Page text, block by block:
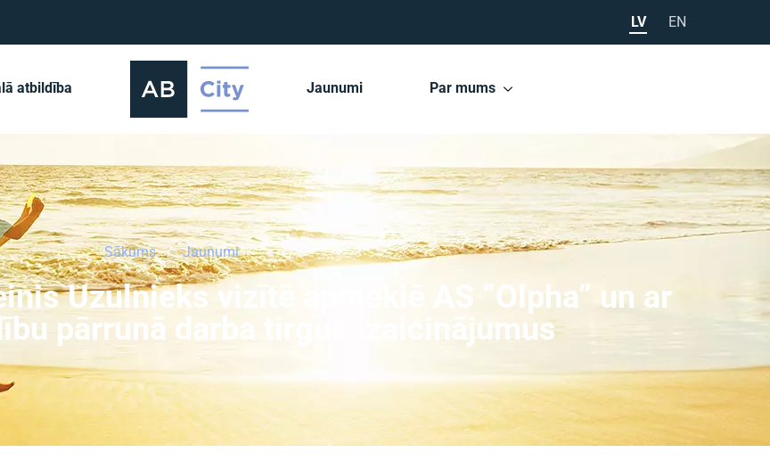
LV EN
atbildība Jaunumi Par mums
Sākums Jaunumi
Uzulnieks vizītē apmeklē AS “Olpha” un ar
pārrunā darba tirgus izaicinājumus